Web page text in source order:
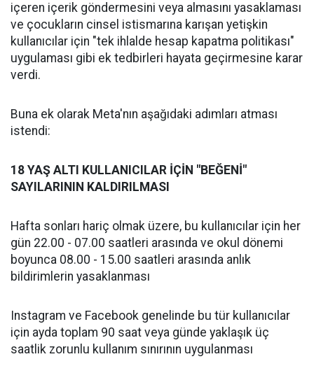
içeren içerik göndermesini veya almasını yasaklaması
ve çocukların cinsel istismarına karışan yetişkin
kullanıcılar için "tek ihlalde hesap kapatma politikası"
uygulaması gibi ek tedbirleri hayata geçirmesine karar
verdi.
Buna ek olarak Meta'nın aşağıdaki adımları atması
istendi:
18 YAŞ ALTI KULLANICILAR İÇİN "BEĞENİ"
SAYILARININ KALDIRILMASI
Hafta sonları hariç olmak üzere, bu kullanıcılar için her
gün 22.00 - 07.00 saatleri arasında ve okul dönemi
boyunca 08.00 - 15.00 saatleri arasında anlık
bildirimlerin yasaklanması
Instagram ve Facebook genelinde bu tür kullanıcılar
için ayda toplam 90 saat veya günde yaklaşık üç
saatlik zorunlu kullanım sınırının uygulanması